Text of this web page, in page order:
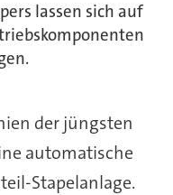
lassen sich auf
der jüngsten
automatische
Stapelanlage.